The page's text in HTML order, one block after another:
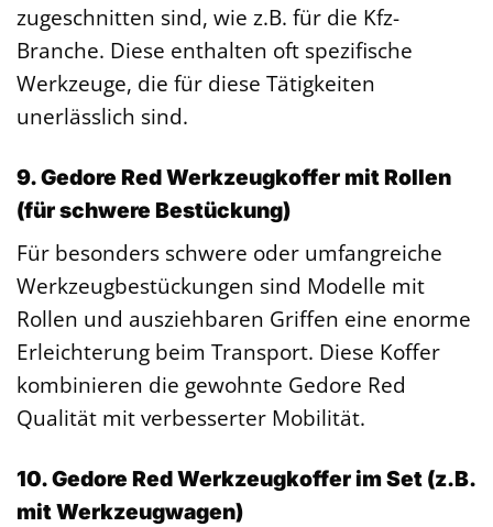
zugeschnitten sind, wie z.B. für die Kfz-
Branche. Diese enthalten oft spezifische
Werkzeuge, die für diese Tätigkeiten
unerlässlich sind.
9. Gedore Red Werkzeugkoffer mit Rollen
(für schwere Bestückung)
Für besonders schwere oder umfangreiche
Werkzeugbestückungen sind Modelle mit
Rollen und ausziehbaren Griffen eine enorme
Erleichterung beim Transport. Diese Koffer
kombinieren die gewohnte Gedore Red
Qualität mit verbesserter Mobilität.
10. Gedore Red Werkzeugkoffer im Set (z.B.
mit Werkzeugwagen)